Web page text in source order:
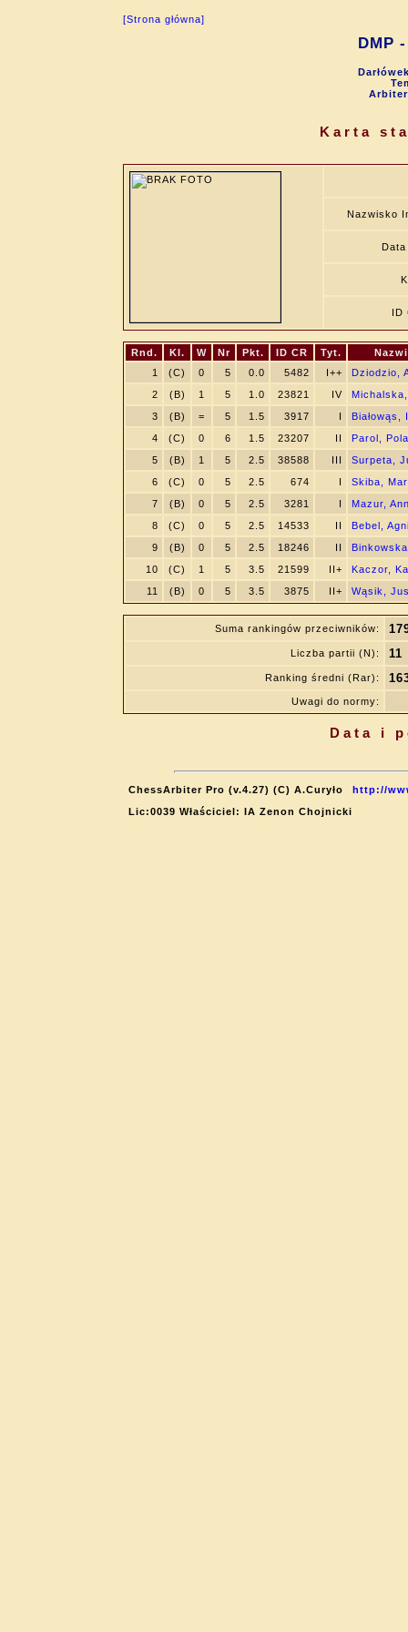
[Strona główna]
DMP
Karta
Nazwisko
ID
Rnd. Kl. W Nr Pkt. ID CR Tyt.
1
(C) 0 5 0.0 5482 I++
Dziodzio,
2
(B) 1 5 1.0 23821 IV
3
(B) = 5 1.5 3917 I
Białowąs,
4
(C) 0 6 1.5 23207 II
Parol, Pola
5
(B) 1 5 2.5 38588 III
Surpeta,
6
(C) 0 5 2.5 674 I
Skiba,
7
(B) 0 5 2.5 3281 I
Mazur,
8
(C) 0 5 2.5 14533 II
Bebel,
9
(B) 0 5 2.5 18246 II
10
(C) 1 5 3.5 21599 II+
Kaczor,
11
(B) 0 5 3.5 3875 II+ Wąsik,
Suma rankingów przeciwników:
Liczba partii (N): 11
Ranking średni (Rar):
Uwagi do normy:
Data i
ChessArbiter Pro (v.4.27) (C) A.Curyło
http://
Lic:0039 Właściciel: IA Zenon Chojnicki